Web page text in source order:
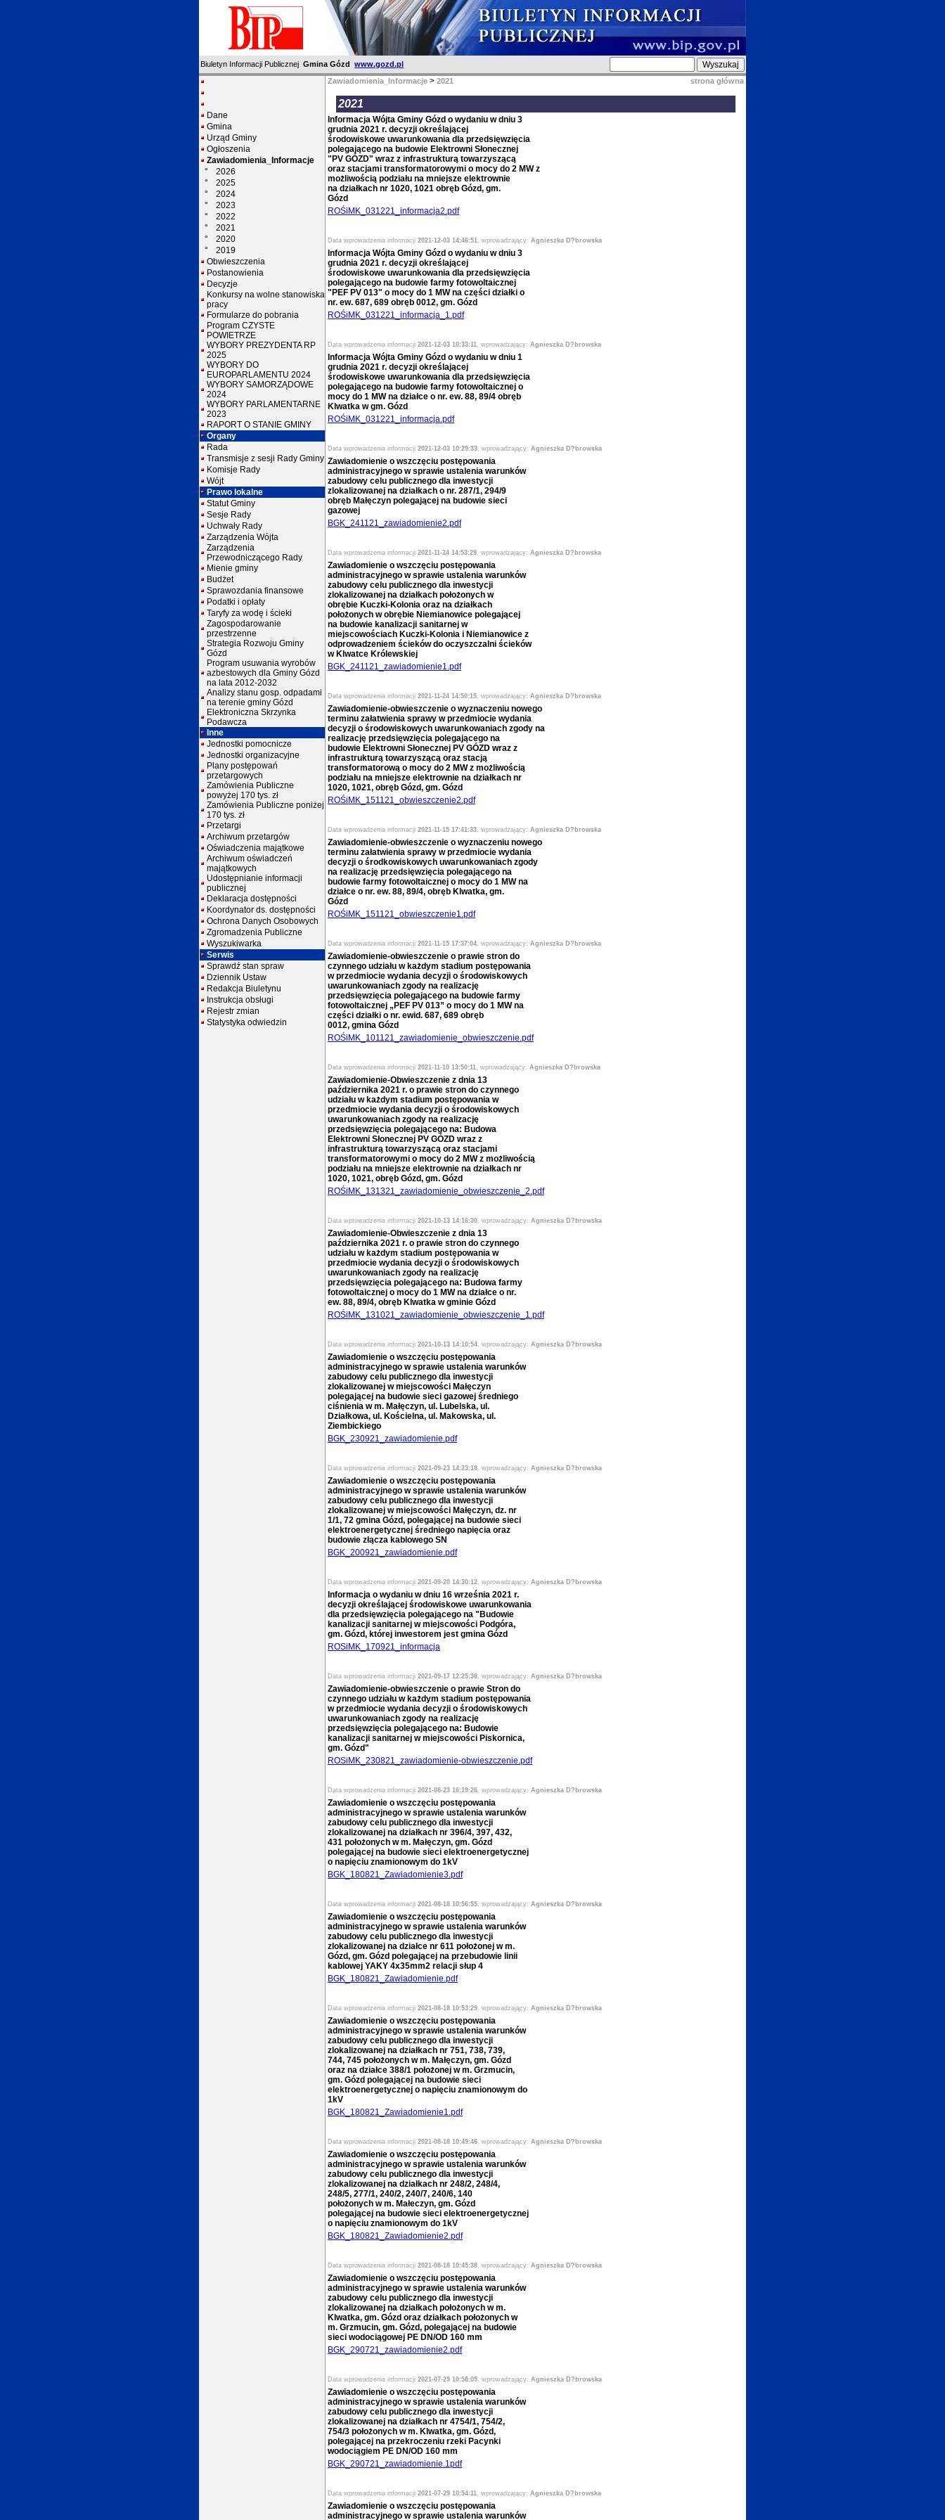
Biuletyn Informacji Publicznej Gmina Gózd www.gozd.pl
Dane
Gmina
Urząd Gminy
Ogłoszenia
Zawiadomienia_Informacje
°
2026
°
2025
°
2024
°
2023
°
2022
°
2021
°
2020
°
2019
Obwieszczenia
Postanowienia
Decyzje
Konkursy na wolne stanowiska
pracy
Formularze do pobrania
Program CZYSTE
POWIETRZE
WYBORY PREZYDENTA RP
2025
WYBORY DO
EUROPARLAMENTU 2024
WYBORY SAMORZĄDOWE
2024
WYBORY PARLAMENTARNE
2023
RAPORT O STANIE GMINY
Organy
Rada
Transmisje z sesji Rady Gminy
Komisje Rady
Wójt
Prawo lokalne
Statut Gminy
Sesje Rady
Uchwały Rady
Zarządzenia Wójta
Zarządzenia
Przewodniczącego Rady
Mienie gminy
Budżet
Sprawozdania finansowe
Podatki i opłaty
Taryfy za wodę i ścieki
Zagospodarowanie
przestrzenne
Strategia Rozwoju Gminy
Gózd
Program usuwania wyrobów
azbestowych dla Gminy Gózd
na lata 2012-2032
Analizy stanu gosp. odpadami
na terenie gminy Gózd
Elektroniczna Skrzynka
Podawcza
Inne
Jednostki pomocnicze
Jednostki organizacyjne
Plany postępowań
przetargowych
Zamówienia Publiczne
powyżej 170 tys. zł
Zamówienia Publiczne poniżej
170 tys. zł
Przetargi
Archiwum przetargów
Oświadczenia majątkowe
Archiwum oświadczeń
majątkowych
Udostępnianie informacji
publicznej
Deklaracja dostępności
Koordynator ds. dostępności
Ochrona Danych Osobowych
Zgromadzenia Publiczne
Wyszukiwarka
Serwis
Sprawdź stan spraw
Dziennik Ustaw
Redakcja Biuletynu
Instrukcja obsługi
Rejestr zmian
Statystyka odwiedzin
Zawiadomienia_Informacje > 2021 strona główna
2021
Informacja Wójta Gminy Gózd o wydaniu w dniu 3
grudnia 2021 r. decyzji określającej
środowiskowe uwarunkowania dla przedsięwzięcia
polegającego na budowie Elektrowni Słonecznej
"PV GÓZD" wraz z infrastrukturą towarzyszącą
oraz stacjami transformatorowymi o mocy do 2 MW z
możliwością podziału na mniejsze elektrownie
na działkach nr 1020, 1021 obręb Gózd, gm.
Gózd
ROŚiMK_031221_informacja2.pdf
Data wprowadzenia informacji 2021-12-03 14:46:51, wprowadzający: Agnieszka D?browska
Informacja Wójta Gminy Gózd o wydaniu w dniu 3
grudnia 2021 r. decyzji określającej
środowiskowe uwarunkowania dla przedsięwzięcia
polegającego na budowie farmy fotowoltaicznej
"PEF PV 013" o mocy do 1 MW na części działki o
nr. ew. 687, 689 obręb 0012, gm. Gózd
ROŚiMK_031221_informacja_1.pdf
Data wprowadzenia informacji 2021-12-03 10:33:11, wprowadzający: Agnieszka D?browska
Informacja Wójta Gminy Gózd o wydaniu w dniu 1
grudnia 2021 r. decyzji określającej
środowiskowe uwarunkowania dla przedsięwzięcia
polegającego na budowie farmy fotowoltaicznej o
mocy do 1 MW na działce o nr. ew. 88, 89/4 obręb
Klwatka w gm. Gózd
ROŚiMK_031221_informacja.pdf
Data wprowadzenia informacji 2021-12-03 10:29:33, wprowadzający: Agnieszka D?browska
Zawiadomienie o wszczęciu postępowania
administracyjnego w sprawie ustalenia warunków
zabudowy celu publicznego dla inwestycji
zlokalizowanej na działkach o nr. 287/1, 294/9
obręb Małęczyn polegającej na budowie sieci
gazowej
BGK_241121_zawiadomienie2.pdf
Data wprowadzenia informacji 2021-11-24 14:53:29, wprowadzający: Agnieszka D?browska
Zawiadomienie o wszczęciu postępowania
administracyjnego w sprawie ustalenia warunków
zabudowy celu publicznego dla inwestycji
zlokalizowanej na działkach położonych w
obrębie Kuczki-Kolonia oraz na działkach
położonych w obrębie Niemianowice polegającej
na budowie kanalizacji sanitarnej w
miejscowościach Kuczki-Kolonia i Niemianowice z
odprowadzeniem ścieków do oczyszczalni ścieków
w Klwatce Królewskiej
BGK_241121_zawiadomienie1.pdf
Data wprowadzenia informacji 2021-11-24 14:50:15, wprowadzający: Agnieszka D?browska
Zawiadomienie-obwieszczenie o wyznaczeniu nowego
terminu załatwienia sprawy w przedmiocie wydania
decyzji o środowiskowych uwarunkowaniach zgody na
realizację przedsięwzięcia polegającego na
budowie Elektrowni Słonecznej PV GÓZD wraz z
infrastrukturą towarzyszącą oraz stacją
transformatorową o mocy do 2 MW z możliwością
podziału na mniejsze elektrownie na działkach nr
1020, 1021, obręb Gózd, gm. Gózd
ROŚiMK_151121_obwieszczenie2.pdf
Data wprowadzenia informacji 2021-11-15 17:41:33, wprowadzający: Agnieszka D?browska
Zawiadomienie-obwieszczenie o wyznaczeniu nowego
terminu załatwienia sprawy w przedmiocie wydania
decyzji o środkowiskowych uwarunkowaniach zgody
na realizację przedsięwzięcia polegającego na
budowie farmy fotowoltaicznej o mocy do 1 MW na
działce o nr. ew. 88, 89/4, obręb Klwatka, gm.
Gózd
ROŚiMK_151121_obwieszczenie1.pdf
Data wprowadzenia informacji 2021-11-15 17:37:04, wprowadzający: Agnieszka D?browska
Zawiadomienie-obwieszczenie o prawie stron do
czynnego udziału w każdym stadium postępowania
w przedmiocie wydania decyzji o środowiskowych
uwarunkowaniach zgody na realizację
przedsięwzięcia polegającego na budowie farmy
fotowoltaicznej „PEF PV 013” o mocy do 1 MW na
części działki o nr. ewid. 687, 689 obręb
0012, gmina Gózd
ROŚiMK_101121_zawiadomienie_obwieszczenie.pdf
Data wprowadzenia informacji 2021-11-10 13:50:11, wprowadzający: Agnieszka D?browska
Zawiadomienie-Obwieszczenie z dnia 13
października 2021 r. o prawie stron do czynnego
udziału w każdym stadium postępowania w
przedmiocie wydania decyzji o środowiskowych
uwarunkowaniach zgody na realizację
przedsięwzięcia polegającego na: Budowa
Elektrowni Słonecznej PV GÓZD wraz z
infrastrukturą towarzyszącą oraz stacjami
transformatorowymi o mocy do 2 MW z możliwością
podziału na mniejsze elektrownie na działkach nr
1020, 1021, obręb Gózd, gm. Gózd
ROŚiMK_131321_zawiadomienie_obwieszczenie_2.pdf
Data wprowadzenia informacji 2021-10-13 14:16:30, wprowadzający: Agnieszka D?browska
Zawiadomienie-Obwieszczenie z dnia 13
października 2021 r. o prawie stron do czynnego
udziału w każdym stadium postępowania w
przedmiocie wydania decyzji o środowiskowych
uwarunkowaniach zgody na realizację
przedsięwzięcia polegającego na: Budowa farmy
fotowoltaicznej o mocy do 1 MW na działce o nr.
ew. 88, 89/4, obręb Klwatka w gminie Gózd
ROŚiMK_131021_zawiadomienie_obwieszczenie_1.pdf
Data wprowadzenia informacji 2021-10-13 14:10:54, wprowadzający: Agnieszka D?browska
Zawiadomienie o wszczęciu postępowania
administracyjnego w sprawie ustalenia warunków
zabudowy celu publicznego dla inwestycji
zlokalizowanej w miejscowości Małęczyn
polegającej na budowie sieci gazowej średniego
ciśnienia w m. Małęczyn, ul. Lubelska, ul.
Działkowa, ul. Kościelna, ul. Makowska, ul.
Ziembickiego
BGK_230921_zawiadomienie.pdf
Data wprowadzenia informacji 2021-09-23 14:23:18, wprowadzający: Agnieszka D?browska
Zawiadomienie o wszczęciu postępowania
administracyjnego w sprawie ustalenia warunków
zabudowy celu publicznego dla inwestycji
zlokalizowanej w miejscowości Małęczyn, dz. nr
1/1, 72 gmina Gózd, polegającej na budowie sieci
elektroenergetycznej średniego napięcia oraz
budowie złącza kablowego SN
BGK_200921_zawiadomienie.pdf
Data wprowadzenia informacji 2021-09-20 14:30:12, wprowadzający: Agnieszka D?browska
Informacja o wydaniu w dniu 16 września 2021 r.
decyzji określającej środowiskowe uwarunkowania
dla przedsięwzięcia polegającego na "Budowie
kanalizacji sanitarnej w miejscowości Podgóra,
gm. Gózd, której inwestorem jest gmina Gózd
ROSiMK_170921_informacja
Data wprowadzenia informacji 2021-09-17 12:25:38, wprowadzający: Agnieszka D?browska
Zawiadomienie-obwieszczenie o prawie Stron do
czynnego udziału w każdym stadium postępowania
w przedmiocie wydania decyzji o środowiskowych
uwarunkowaniach zgody na realizację
przedsięwzięcia polegającego na: Budowie
kanalizacji sanitarnej w miejscowości Piskornica,
gm. Gózd"
ROSiMK_230821_zawiadomienie-obwieszczenie.pdf
Data wprowadzenia informacji 2021-08-23 16:19:26, wprowadzający: Agnieszka D?browska
Zawiadomienie o wszczęciu postępowania
administracyjnego w sprawie ustalenia warunków
zabudowy celu publicznego dla inwestycji
zlokalizowanej na działkach nr 396/4, 397, 432,
431 położonych w m. Małęczyn, gm. Gózd
polegającej na budowie sieci elektroenergetycznej
o napięciu znamionowym do 1kV
BGK_180821_Zawiadomienie3.pdf
Data wprowadzenia informacji 2021-08-18 10:56:55, wprowadzający: Agnieszka D?browska
Zawiadomienie o wszczęciu postępowania
administracyjnego w sprawie ustalenia warunków
zabudowy celu publicznego dla inwestycji
zlokalizowanej na działce nr 611 położonej w m.
Gózd, gm. Gózd polegającej na przebudowie linii
kablowej YAKY 4x35mm2 relacji słup 4
BGK_180821_Zawiadomienie.pdf
Data wprowadzenia informacji 2021-08-18 10:53:29, wprowadzający: Agnieszka D?browska
Zawiadomienie o wszczęciu postępowania
administracyjnego w sprawie ustalenia warunków
zabudowy celu publicznego dla inwestycji
zlokalizowanej na działkach nr 751, 738, 739,
744, 745 położonych w m. Małęczyn, gm. Gózd
oraz na działce 388/1 położonej w m. Grzmucin,
gm. Gózd polegającej na budowie sieci
elektroenergetycznej o napięciu znamionowym do
1kV
BGK_180821_Zawiadomienie1.pdf
Data wprowadzenia informacji 2021-08-18 10:49:46, wprowadzający: Agnieszka D?browska
Zawiadomienie o wszczęciu postępowania
administracyjnego w sprawie ustalenia warunków
zabudowy celu publicznego dla inwestycji
zlokalizowanej na działkach nr 248/2, 248/4,
248/5, 277/1, 240/2, 240/7, 240/6, 140
położonych w m. Małeczyn, gm. Gózd
polegającej na budowie sieci elektroenergetycznej
o napięciu znamionowym do 1kV
BGK_180821_Zawiadomienie2.pdf
Data wprowadzenia informacji 2021-08-18 10:45:38, wprowadzający: Agnieszka D?browska
Zawiadomienie o wszczęciu postępowania
administracyjnego w sprawie ustalenia warunków
zabudowy celu publicznego dla inwestycji
zlokalizowanej na działkach położonych w m.
Klwatka, gm. Gózd oraz działkach położonych w
m. Grzmucin, gm. Gózd, polegającej na budowie
sieci wodociągowej PE DN/OD 160 mm
BGK_290721_zawiadomienie2.pdf
Data wprowadzenia informacji 2021-07-29 10:58:05, wprowadzający: Agnieszka D?browska
Zawiadomienie o wszczęciu postępowania
administracyjnego w sprawie ustalenia warunków
zabudowy celu publicznego dla inwestycji
zlokalizowanej na działkach nr 4754/1, 754/2,
754/3 położonych w m. Klwatka, gm. Gózd,
polegającej na przekroczeniu rzeki Pacynki
wodociągiem PE DN/OD 160 mm
BGK_290721_zawiadomienie.1pdf
Data wprowadzenia informacji 2021-07-29 10:54:11, wprowadzający: Agnieszka D?browska
Zawiadomienie o wszczęciu postępowania
administracyjnego w sprawie ustalenia warunków